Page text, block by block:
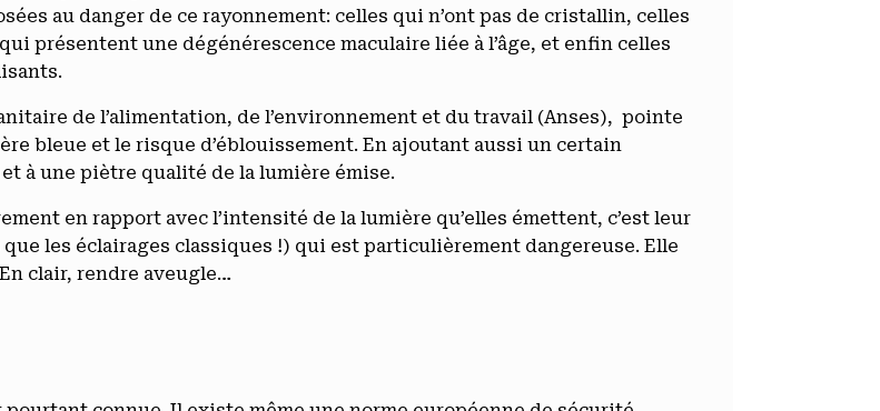
au danger de ce rayonnement: celles qui n’ont pas de cristallin, celles
présentent une dégénérescence maculaire liée à l’âge, et enfin celles
de l’alimentation, de l’environnement et du travail (Anses), pointe
bleue et le risque d’éblouissement. En ajoutant aussi un certain
à une piètre qualité de la lumière émise.
en rapport avec l’intensité de la lumière qu’elles émettent, c’est leur
les éclairages classiques !) qui est particulièrement dangereuse. Elle
clair, rendre aveugle…